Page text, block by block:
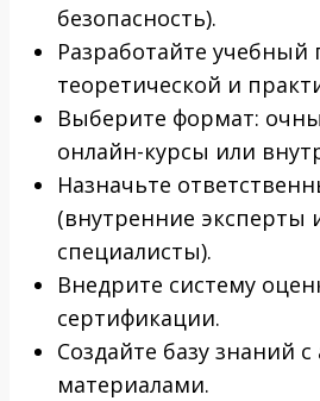
безопасность).
Разработайте учебный
теоретической и
Выберите формат:
онлайн-курсы или
Назначьте
(внутренние
специалисты).
Внедрите систему
сертификации.
Создайте базу знаний
материалами.